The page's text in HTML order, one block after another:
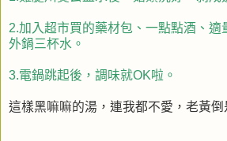
2.加入超市買的藥材包、一點點酒、適
外鍋三杯水。
3.電鍋跳起後，調味就OK啦。
這樣黑嘛嘛的湯，連我都不愛，老黃倒